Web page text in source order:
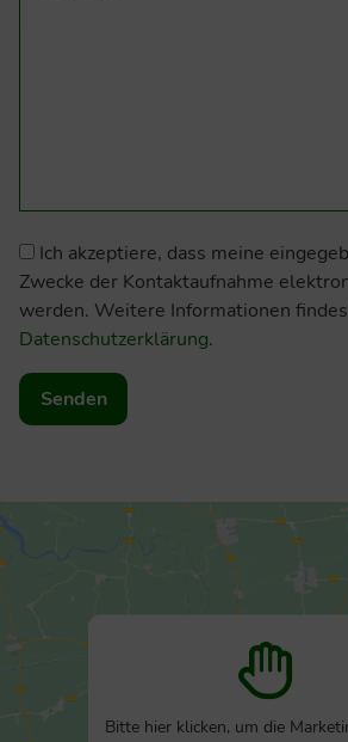
Ich akzeptiere, dass meine
Zwecke der Kontaktaufnahme
werden. Weitere Informationen
Datenschutzerklärung.
l
Bitte hier klicken, um die